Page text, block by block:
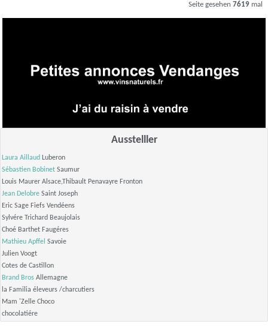
Seite gesehen 7619 mal
Ausstelller
Laura Aillaud Luberon
Sébastien Bobinet Saumur
Louis Maurer Alsace,Thibault Penavayre Fronton
Jean Delobre Saint Joseph
Eric Sage Fiefs Vendéens
Sylvére Trichard Beaujolais
Choé Barthet Faugéres
Mathieu Apffel Savoie
Julien Voogt
Cotes de Castillon
Brand Bros Allemagne
la Familia éleveurs /charcutiers
Mam 'Zelle Choco
chocolatiére